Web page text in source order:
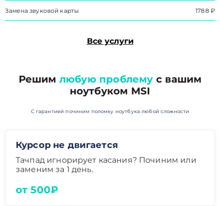
Замена звуковой карты 1788 ₽
Все услуги
Решим любую проблему с вашим
ноутбуком MSI
С гарантией починим поломку ноутбука любой сложности
Курсор не двигается
Тачпад игнорирует касания? Починим или
заменим за 1 день.
от 500₽